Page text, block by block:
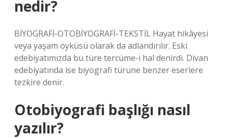
nedir?
BİYOGRAFİ-OTOBİYOGRAFİ-TEKSTİL Hayat hikâyesi
veya yaşam öyküsü olarak da adlandırılır. Eski
edebiyatımızda bu türe tercüme-i hal denirdi. Divan
edebiyatında ise biyografi türüne benzer eserlere
tezkire denir.
Otobiyografi başlığı nasıl
yazılır?